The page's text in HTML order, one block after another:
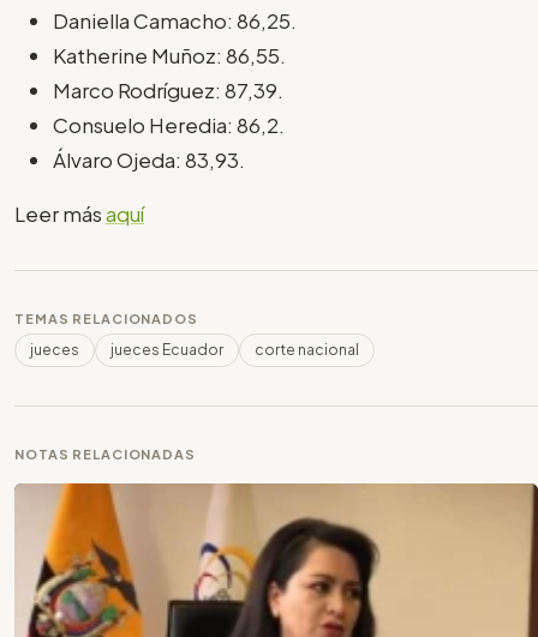
Daniella Camacho: 86,25.
Katherine Muñoz: 86,55.
Marco Rodríguez: 87,39.
Consuelo Heredia: 86,2.
Álvaro Ojeda: 83,93.
Leer másaquí
TEMAS RELACIONADOS
jueces jueces Ecuador corte nacional
NOTAS RELACIONADAS